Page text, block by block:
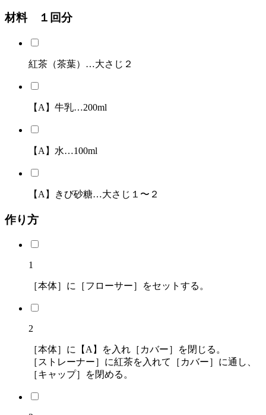
材料 １回分
紅茶（茶葉）…大さじ２
【A】牛乳…200ml
【A】水…100ml
【A】きび砂糖…大さじ１〜２
作り方
1
［本体］に［フローサー］をセットする。
2
［本体］に【A】を入れ［カバー］を閉じる。
［ストレーナー］に紅茶を入れて［カバー］に通し、
［キャップ］を閉める。